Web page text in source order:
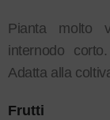
Pianta molto
internodo
Adatta alla
Frutti